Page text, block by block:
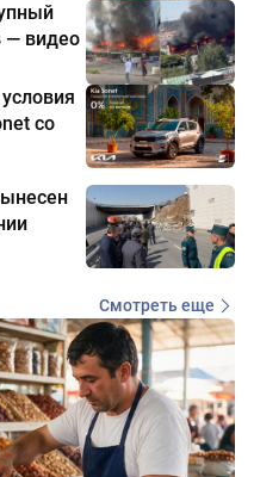
— видео
со
Смотреть еще